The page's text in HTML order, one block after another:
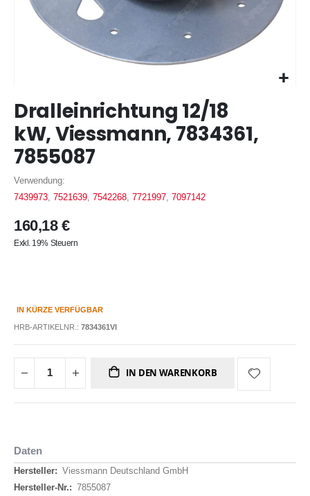
Anfang
Bildergalerie
springen
Dralleinrichtung 12/18
kW, Viessmann, 7834361,
7855087
Verwendung:
7439973 7521639 7542268 7721997 7097142
160,18 €
Exkl. 19% Steuern
IN KÜRZE VERFÜGBAR
HRB-ARTIKELNR.: 7834361VI
IN DEN WARENKORB
Daten
Daten
Viessmann Deutschland GmbH
7855087